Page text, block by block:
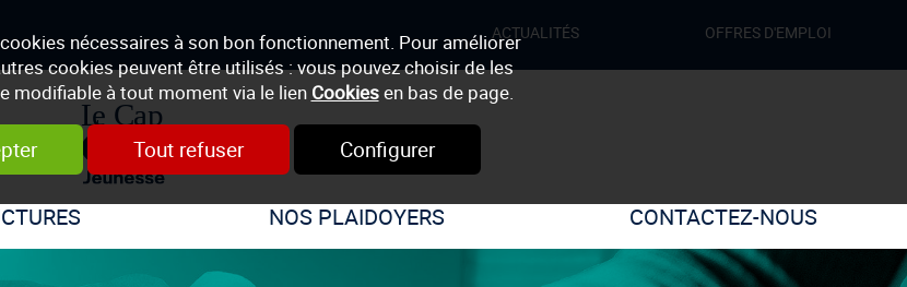
nécessaires à son bon fonctionnement. Pour améliorer
cookies peuvent être utilisés : vous pouvez choisir de les
modifiable à tout moment via le lien Cookiesen bas de page.
Tout refuser Configurer
ACTUALITÉS OFFRES D'EMPLOI
NOS PLAIDOYERS CONTACTEZ-NOUS